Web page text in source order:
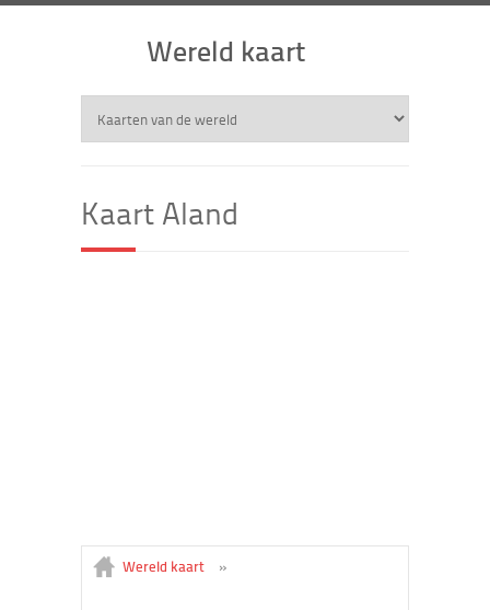
Wereld kaart
Kaart Aland
Wereld kaart »